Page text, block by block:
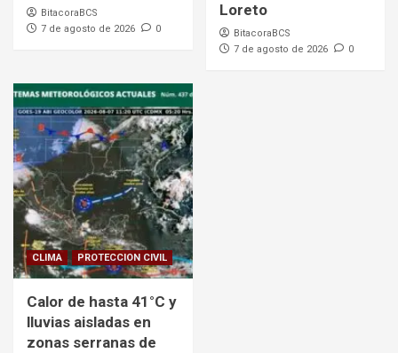
BitacoraBCS
7 de agosto de 2026
0
Loreto
BitacoraBCS
7 de agosto de 2026
0
CLIMA PROTECCION CIVIL
Calor de hasta 41°C y
lluvias aisladas en
zonas serranas de